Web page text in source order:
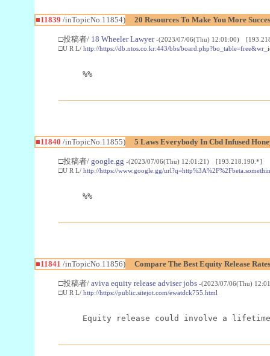
■11839 /inTopicNo.11854) 20 Resources To Make You More
□投稿者/ 18 Wheeler Lawyer -(2023/07/06(Thu) 12:01:00)
□U R L/ http://https://db.ntos.co.kr:443/bbs/
%%
■11840 /inTopicNo.11855) 5 Laws Everybody In Cbd Infused
□投稿者/ google.gg -(2023/07/06(Thu) 12:01:21) [193.218.190.*]
□U R L/ http://https://www.google.gg/
%%
■11841 /inTopicNo.11856) Compare The Best Equity Release
□投稿者/ aviva equity release adviser jobs -(2023/07/06(Thu)
□U R L/ http://https://public.sitejot.com/ewatdck755.html
Equity release could involve a lifetime